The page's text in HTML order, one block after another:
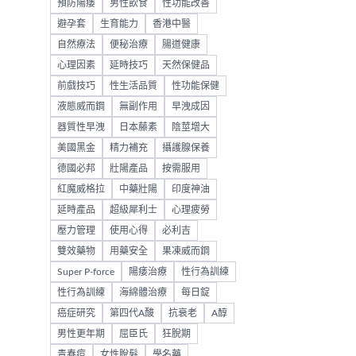
預防陽痿 男性飲食 性功能改善
避孕套 生育能力 香港中醫
自然療法 便秘治療 腸道健康
心理因素 延時技巧 天然保健品
前戲技巧 性生活品質 性功能保健
液態威而鋼 無副作用 早洩成因
器質性早洩 日本藤素 陰莖增大
美國黑金 精力補充 攝護腺保養
德國必邦 壯陽產品 按需服用
紅魔威格拉 中藥壯陽 印度神油
延時產品 超級犀利士 心理疲勞
壓力管理 使用心得 必利吉
雙效藥物 用藥安全 果凍威而鋼
Super P-force 陽痿治療 性行為訓練
性行為訓練 海綿體治療 每日錠
癌症研究 第四代A酸 抗衰老 A醇
男性更年期 屈臣氏 狂脫期